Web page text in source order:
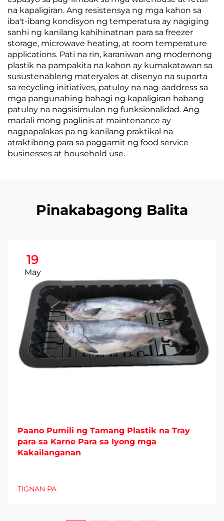
na kapaligiran. Ang resistensya ng mga kahon sa
iba't-ibang kondisyon ng temperatura ay nagiging
sanhi ng kanilang kahihinatnan para sa freezer
storage, microwave heating, at room temperature
applications. Pati na rin, karaniwan ang modernong
plastik na pampakita na kahon ay kumakatawan sa
susustenableng materyales at disenyo na suporta
sa recycling initiatives, patuloy na nag-aaddress sa
mga pangunahing bahagi ng kapaligiran habang
patuloy na nagsisimulan ng funksionalidad. Ang
madali mong paglinis at maintenance ay
nagpapalakas pa ng kanilang praktikal na
atraktibong para sa paggamit ng food service
businesses at household use.
Pinakabagong Balita
19
May
Paano Pumili ng Tamang Plastik na Tray
para sa Karne Para sa Iyong mga
Kakailanganan
TIGNAN PA